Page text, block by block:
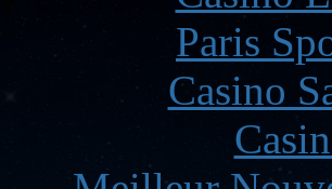
Paris
Casino